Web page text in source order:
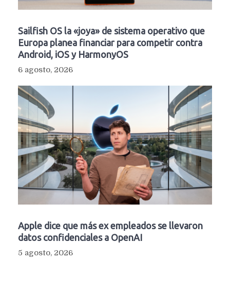
Sailfish OS la «joya» de sistema operativo que
Europa planea financiar para competir contra
Android, iOS y HarmonyOS
6 agosto, 2026
Apple dice que más ex empleados se llevaron
datos confidenciales a OpenAI
5 agosto, 2026